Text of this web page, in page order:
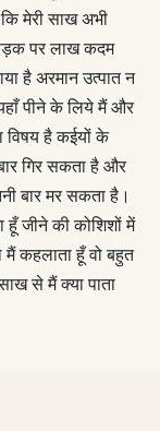
मेरी साख अभी
पर लाख कदम
है अरमान उत्पात न
पीने के लिये मैं और
विषय है कईयों के
गिर सकता है और
बार मर सकता है।
हूँ जीने की कोशिशों में
मैं कहलाता हूँ वो बहुत
से मैं क्या पाता